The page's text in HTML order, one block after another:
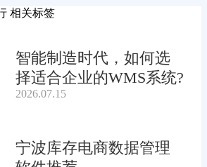
相关标签
智能制造时代，如何选
择适合企业的WMS系统?
2026.07.15
宁波库存电商数据管理